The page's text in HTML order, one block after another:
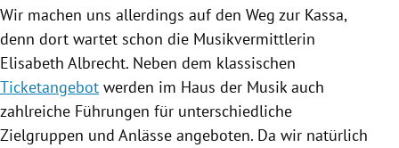
Wir machen uns allerdings auf den Weg zur Kassa,
denn dort wartet schon die Musikvermittlerin
Elisabeth Albrecht. Neben dem klassischen
Ticketangebot werden im Haus der Musik auch
zahlreiche Führungen für unterschiedliche
Zielgruppen und Anlässe angeboten. Da wir natürlich